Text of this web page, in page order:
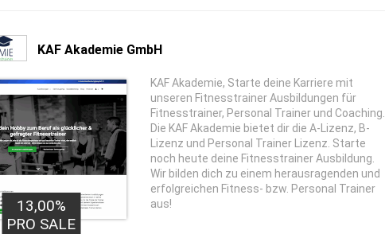
KAF Akademie GmbH
30,00€
PRO LEAD
13,00%
PRO SALE
KAF Akademie, Starte deine Karriere mit
unseren Fitnesstrainer Ausbildungen für
Fitnesstrainer, Personal Trainer und Coaching.
Die KAF Akademie bietet dir die A-Lizenz, B-
Lizenz und Personal Trainer Lizenz. Starte
noch heute deine Fitnesstrainer Ausbildung.
Wir bilden dich zu einem herausragenden und
erfolgreichen Fitness- bzw. Personal Trainer
aus!